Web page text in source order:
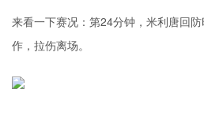
来看一下赛况：第24分钟，米利唐回
作，拉伤离场。